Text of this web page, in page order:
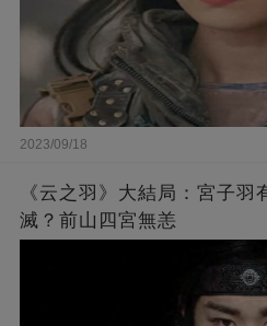
2023/09/18
《云之羽》大結局：宮子羽
滅？前山四宮無恙